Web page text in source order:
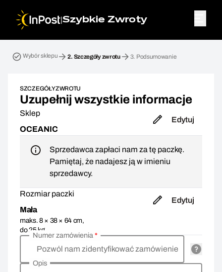
|Szybkie Zwroty
Wybór sklepu 2. Szczegóły zwrotu 3. Podsumowanie
SZCZEGÓŁY ZWROTU
Uzupełnij wszystkie informacje
Sklep
OCEANIC
Edytuj
Sprzedawca zapłaci nam za tę paczkę.
Pamiętaj, że nadajesz ją w imieniu
sprzedawcy.
Rozmiar paczki
Mała
maks. 8 × 38 × 64 cm,
do 25 kg
Edytuj
Pozwól nam zidentyfikować zamówienie
Numer zamówienia*
Opis